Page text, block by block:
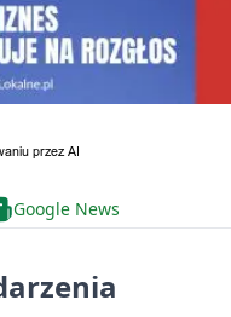
Google News